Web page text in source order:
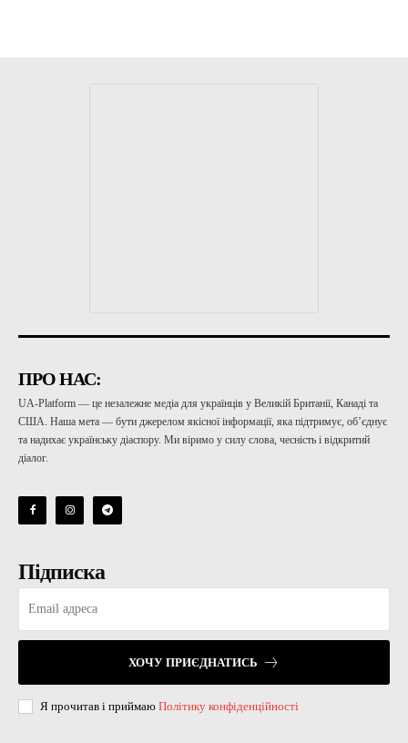
ПРО НАС:
UA-Platform — це незалежне медіа для українців у Великій Британії, Канаді та
США. Наша мета — бути джерелом якісної інформації, яка підтримує, об’єднує
та надихає українську діаспору. Ми віримо у силу слова, чесність і відкритий
діалог.
Підписка
ХОЧУ ПРИЄДНАТИСЬ
Я прочитав і приймаю Політику конфіденційності